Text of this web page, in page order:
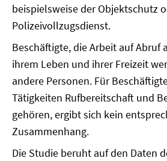
beispielsweise der Objektschutz
Polizeivollzugsdienst.
Beschäftigte, die Arbeit auf Abruf
ihrem Leben und ihrer Freizeit
andere Personen. Für
Tätigkeiten Rufbereitschaft und
gehören, ergibt sich kein
Zusammenhang.
Die Studie beruht auf den Daten